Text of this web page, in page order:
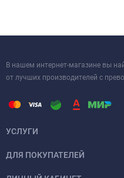
В нашем интернет-магазине вы
от лучших производителей с
УСЛУГИ
ДЛЯ ПОКУПАТЕЛЕЙ